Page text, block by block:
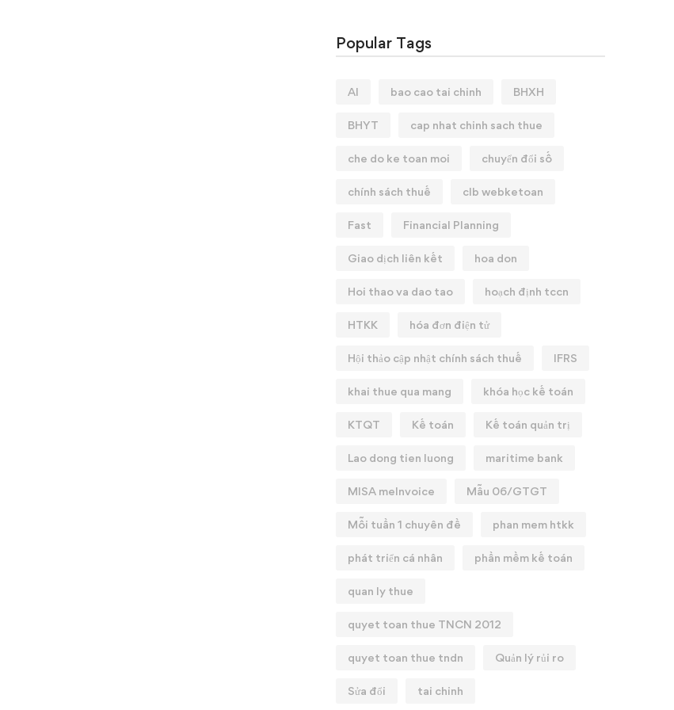
Popular Tags
AI bao cao tai chinh BHXH
BHYT cap nhat chinh sach thue
che do ke toan moi chuyển đổi số
chính sách thuế clb webketoan
Fast Financial Planning
Giao dịch liên kết hoa don
Hoi thao va dao tao hoạch định tccn
HTKK hóa đơn điện tử
Hội thảo cập nhật chính sách thuế IFRS
khai thue qua mang khóa học kế toán
KTQT Kế toán Kế toán quản trị
Lao dong tien luong maritime bank
MISA meInvoice Mẫu 06/GTGT
Mỗi tuần 1 chuyên đề phan mem htkk
phát triển cá nhân phần mềm kế toán
quan ly thue
quyet toan thue TNCN 2012
quyet toan thue tndn Quản lý rủi ro
Sửa đổi tai chinh